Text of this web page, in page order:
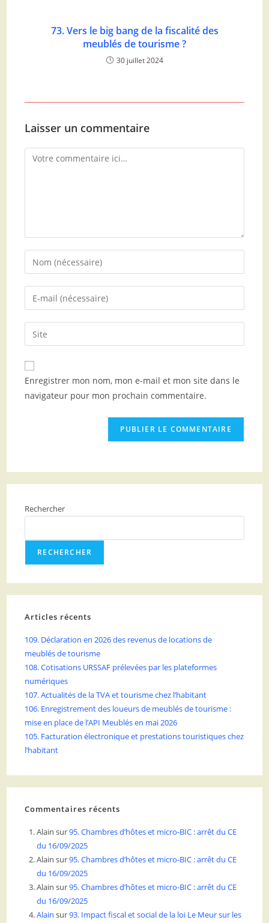
73. Vers le big bang de la fiscalité des
meublés de tourisme ?
30 juillet 2024
Laisser un commentaire
Enregistrer mon nom, mon e-mail et mon site dans le
navigateur pour mon prochain commentaire.
Rechercher
RECHERCHER
Articles récents
109. Déclaration en 2026 des revenus de locations de
meublés de tourisme
108. Cotisations URSSAF prélevées par les plateformes
numériques
107. Actualités de la TVA et tourisme chez l’habitant
106. Enregistrement des loueurs de meublés de tourisme :
mise en place de l’API Meublés en mai 2026
105. Facturation électronique et prestations touristiques chez
l’habitant
Commentaires récents
Alain sur95. Chambres d’hôtes et micro-BIC : arrêt du CE
du 16/09/2025
Alain sur95. Chambres d’hôtes et micro-BIC : arrêt du CE
du 16/09/2025
Alain sur95. Chambres d’hôtes et micro-BIC : arrêt du CE
du 16/09/2025
Alain sur93. Impact fiscal et social de la loi Le Meur sur les